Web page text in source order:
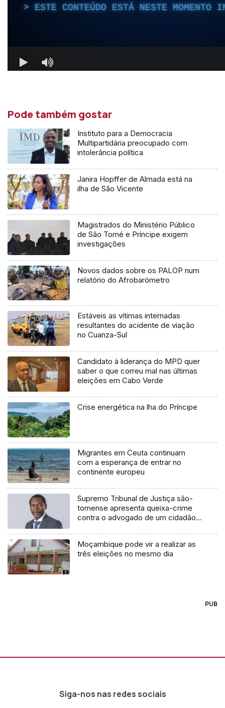
Pode também gostar
Instituto para a Democracia
Multipartidária preocupado com
intolerância política
Janira Hopffer de Almada está na
ilha de São Vicente
Magistrados do Ministério Público
de São Tomé e Príncipe exigem
investigações
Novos dados sobre os PALOP num
relatório do Afrobarómetro
Estáveis as vítimas internadas
resultantes do acidente de viação
no Cuanza-Sul
Candidato à liderança do MPD quer
saber o que correu mal nas últimas
eleições em Cabo Verde
Crise energética na lha do Príncipe
Migrantes em Ceuta continuam
com a esperança de entrar no
continente europeu
Supremo Tribunal de Justiça são-
tomense apresenta queixa-crime
contra o advogado de um cidadão
Moçambique pode vir a realizar as
três eleições no mesmo dia
PUB
Siga-nos nas redes sociais